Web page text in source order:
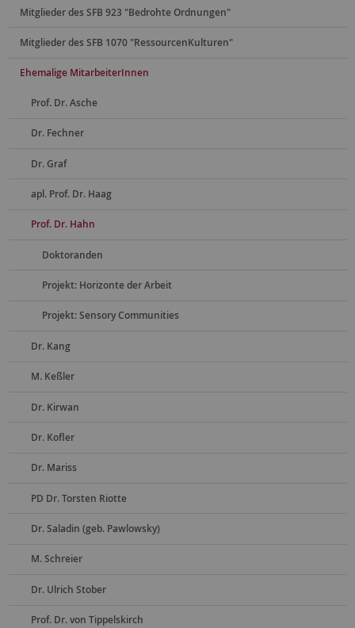
Mitglieder des SFB 923 "Bedrohte Ordnungen"
Mitglieder des SFB 1070 "RessourcenKulturen"
Ehemalige MitarbeiterInnen
Prof. Dr. Asche
Dr. Fechner
Dr. Graf
apl. Prof. Dr. Haag
Prof. Dr. Hahn
Doktoranden
Projekt: Horizonte der Arbeit
Projekt: Sensory Communities
Dr. Kang
M. Keßler
Dr. Kirwan
Dr. Kofler
Dr. Mariss
PD Dr. Torsten Riotte
Dr. Saladin (geb. Pawlowsky)
M. Schreier
Dr. Ulrich Stober
Prof. Dr. von Tippelskirch